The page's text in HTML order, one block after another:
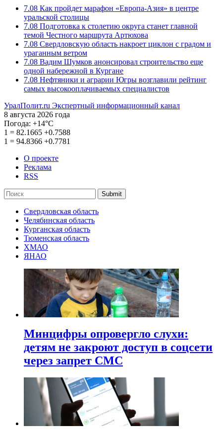
7.08 Как пройдет марафон «Европа-Азия» в центре
уральской столицы
7.08 Подготовка к столетию округа станет главной
темой Честного маршрута Артюхова
7.08 Свердловскую область накроет циклон с градом и
ураганным ветром
7.08 Вадим Шумков анонсировал строительство еще
одной набережной в Кургане
7.08 Нефтяники и аграрии Югры возглавили рейтинг
самых высокооплачиваемых специалистов
УралПолит.ru Экспертный информационный канал
8 августа 2026 года
Погода: +14°С
1 = 82.1665 +0.7588
1 = 94.8366 +0.7781
О проекте
Реклама
RSS
Submit
Свердловская область
Челябинская область
Курганская область
Тюменская область
ХМАО
ЯНАО
Минцифры опровергло слухи:
детям не закроют доступ в соцсети
через запрет СМС